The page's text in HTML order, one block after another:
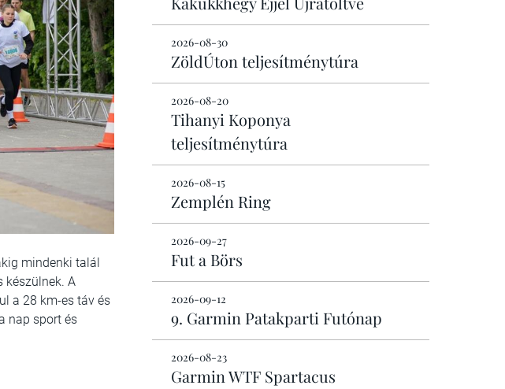
mindenki talál
készülnek. A
a 28 km-es táv és
nap sport és
2026-08-30
ZöldÚton teljesítménytúra
2026-08-20
Tihanyi Koponya
teljesítménytúra
2026-08-15
Zemplén Ring
2026-09-27
Fut a Börs
2026-09-12
9. Garmin Patakparti Futónap
2026-08-23
Garmin WTF Spartacus